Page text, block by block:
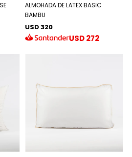
ALMOHADA DE LATEX BASIC
BAMBU
USD 320
USD272